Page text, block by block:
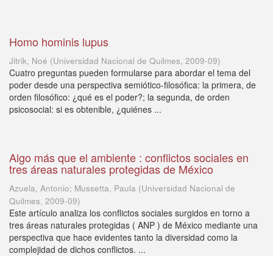
Homo hominis lupus
Jitrik, Noé (Universidad Nacional de Quilmes, 2009-09)
Cuatro preguntas pueden formularse para abordar el tema del
poder desde una perspectiva semiótico-filosófica: la primera, de
orden filosófico: ¿qué es el poder?; la segunda, de orden
psicosocial: si es obtenible, ¿quiénes ...
Algo más que el ambiente : conflictos sociales en
tres áreas naturales protegidas de México
Azuela, Antonio; Mussetta, Paula (Universidad Nacional de
Quilmes, 2009-09)
Este artículo analiza los conflictos sociales surgidos en torno a
tres áreas naturales protegidas ( ANP ) de México mediante una
perspectiva que hace evidentes tanto la diversidad como la
complejidad de dichos conflictos. ...